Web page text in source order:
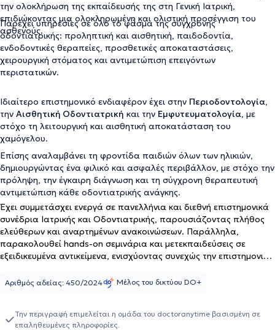
την ολοκλήρωση της εκπαίδευσής της στη Γενική Ιατρική,
επιδιώκοντας μια ολοκληρωμένη και ολιστική προσέγγιση του
ασθενούς.
Παρέχει υπηρεσίες σε όλο το φάσμα της σύγχρονης
οδοντιατρικής: προληπτική και αισθητική, παιδοδοντία,
ενδοδοντικές θεραπείες, προσθετικές αποκαταστάσεις,
χειρουργική στόματος και αντιμετώπιση επειγόντων
περιστατικών.
Ιδιαίτερο επιστημονικό ενδιαφέρον έχει στην Περιοδοντολογία,
την Αισθητική Οδοντιατρική και την Εμφυτευματολογία, με
στόχο τη λειτουργική και αισθητική αποκατάσταση του
χαμόγελου.
Επίσης αναλαμβάνει τη φροντίδα παιδιών όλων των ηλικιών,
δημιουργώντας ένα φιλικό και ασφαλές περιβάλλον, με στόχο την
πρόληψη, την έγκαιρη διάγνωση και τη σύγχρονη θεραπευτική
αντιμετώπιση κάθε οδοντιατρικής ανάγκης.
Έχει συμμετάσχει ενεργά σε πανελλήνια και διεθνή επιστημονικά
συνέδρια Ιατρικής και Οδοντιατρικής, παρουσιάζοντας πλήθος
ελεύθερων και αναρτημένων ανακοινώσεων. Παράλληλα,
παρακολουθεί hands-on σεμινάρια και μετεκπαιδεύσεις σε
εξειδικευμένα αντικείμενα, ενισχύοντας συνεχώς την επιστημονική
Οδοντιάτρων που προετοιμάζονται για την αναγνώριση των
Αριθμός αδείας: 450/2024 Μέλος του δικτύου DO+
Την περιγραφή επιμελείται η ομάδα του doctoranytime βασισμένη σε
επαληθευμένες πληροφορίες.